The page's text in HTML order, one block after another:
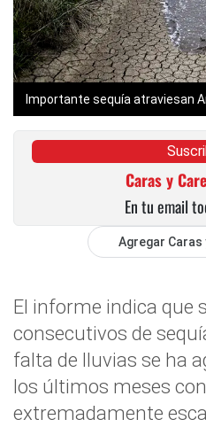
Importante sequía atraviesan
Caras y
En tu email
Agregar Caras
El informe indica que
consecutivos de
falta de lluvias se ha
los últimos meses
extremadamente